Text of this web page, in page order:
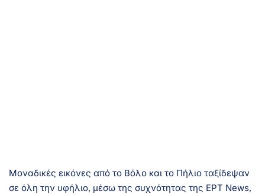
Μοναδικές εικόνες από το Βόλο και το Πήλιο ταξίδεψαν
σε όλη την υφήλιο, μέσω της συχνότητας της ΕΡΤ News,